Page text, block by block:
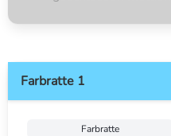
Farbratte 1
Farbratte